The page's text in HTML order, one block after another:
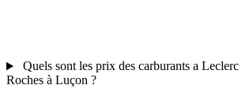
Quels sont les prix des carburants a
Roches à Luçon ?